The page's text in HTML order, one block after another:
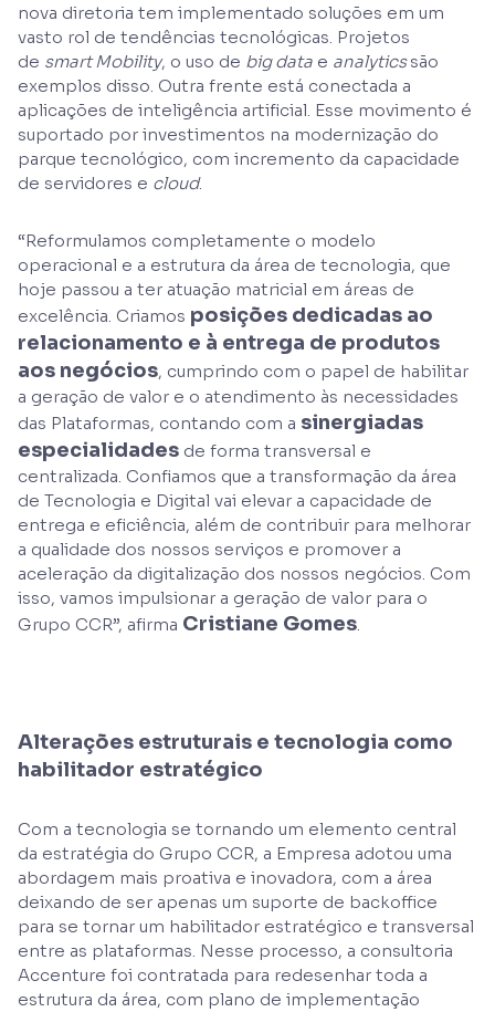
nova diretoria tem implementado soluções em um
vasto rol de tendências tecnológicas. Projetos
de smart Mobility, o uso de big data e analyticssão
exemplos disso. Outra frente está conectada a
aplicações de inteligência artificial. Esse movimento é
suportado por investimentos na modernização do
parque tecnológico, com incremento da capacidade
de servidores e cloud.
“Reformulamos completamente o modelo
operacional e a estrutura da área de tecnologia, que
hoje passou a ter atuação matricial em áreas de
excelência. Criamos posições dedicadas ao
relacionamento e à entrega de produtos
aos negócios, cumprindo com o papel de habilitar
a geração de valor e o atendimento às necessidades
das Plataformas, contando com a sinergiadas
especialidades de forma transversal e
centralizada. Confiamos que a transformação da área
de Tecnologia e Digital vai elevar a capacidade de
entrega e eficiência, além de contribuir para melhorar
a qualidade dos nossos serviços e promover a
aceleração da digitalização dos nossos negócios. Com
isso, vamos impulsionar a geração de valor para o
Grupo CCR”, afirma Cristiane Gomes.
Alterações estruturais e tecnologia como
habilitador estratégico
Com a tecnologia se tornando um elemento central
da estratégia do Grupo CCR, a Empresa adotou uma
abordagem mais proativa e inovadora, com a área
deixando de ser apenas um suporte de backoffice
para se tornar um habilitador estratégico e transversal
entre as plataformas. Nesse processo, a consultoria
Accenture foi contratada para redesenhar toda a
estrutura da área, com plano de implementação